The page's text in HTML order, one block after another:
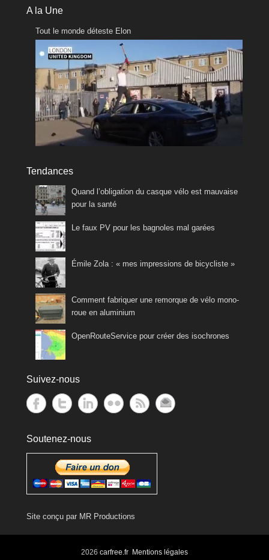
A la Une
Tout le monde déteste Elon
Tendances
Quand l’obligation du casque vélo est mauvaise
pour la santé
Le faux PV pour les bagnoles mal garées
Émile Zola : « mes impressions de bicycliste »
Comment fabriquer une remorque de vélo mono-
roue en aluminium
OpenRouteService pour créer des isochrones
Suivez-nous
Soutenez-nous
Site conçu par MR Productions
2026 carfree.fr Mentions légales